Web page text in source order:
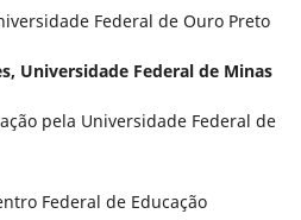
Federal de Ouro Preto
Universidade Federal de Minas
pela Universidade Federal de
Federal de Educação